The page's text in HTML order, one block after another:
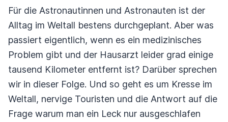
Für die Astronautinnen und Astronauten ist der
Alltag im Weltall bestens durchgeplant. Aber was
passiert eigentlich, wenn es ein medizinisches
Problem gibt und der Hausarzt leider grad einige
tausend Kilometer entfernt ist? Darüber sprechen
wir in dieser Folge. Und so geht es um Kresse im
Weltall, nervige Touristen und die Antwort auf die
Frage warum man ein Leck nur ausgeschlafen